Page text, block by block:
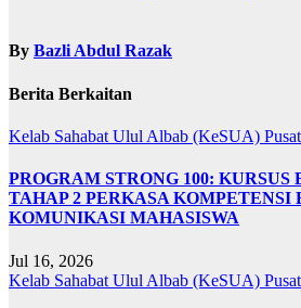
By Bazli Abdul Razak
Berita Berkaitan
Kelab Sahabat Ulul Albab (KeSUA)
PROGRAM STRONG 100:
TAHAP 2 PERKASA KOMPETENSI
KOMUNIKASI MAHASISWA
Jul 16, 2026
Kelab Sahabat Ulul Albab (KeSUA)